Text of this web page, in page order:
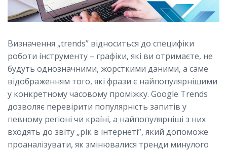
Визначення „trends” відноситься до специфіки
роботи інструменту – графіки, які ви отримаєте, не
будуть однозначними, жорсткими даними, а саме
відображенням того, які фрази є найпопулярнішими
у конкретному часовому проміжку. Google Trends
дозволяє перевірити популярність запитів у
певному регіоні чи країні, а найпопулярніші з них
входять до звіту „рік в інтернеті”, який допоможе
проаналізувати, як змінювалися тренди минулого